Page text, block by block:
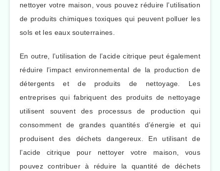
nettoyer votre maison, vous pouvez réduire l’utilisation
de produits chimiques toxiques qui peuvent polluer les
sols et les eaux souterraines.
En outre, l’utilisation de l’acide citrique peut également
réduire l’impact environnemental de la production de
détergents et de produits de nettoyage. Les
entreprises qui fabriquent des produits de nettoyage
utilisent souvent des processus de production qui
consomment de grandes quantités d’énergie et qui
produisent des déchets dangereux. En utilisant de
l’acide citrique pour nettoyer votre maison, vous
pouvez contribuer à réduire la quantité de déchets